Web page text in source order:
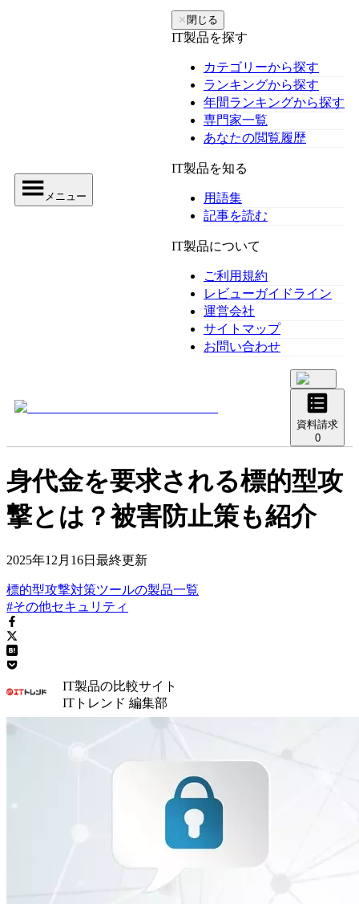
メニュー
✕ 閉じる
IT製品を探す
カテゴリーから探す
ランキングから探す
年間ランキングから探す
専門家一覧
あなたの閲覧履歴
IT製品を知る
用語集
記事を読む
IT製品について
ご利用規約
レビューガイドライン
運営会社
サイトマップ
お問い合わせ
資料請求
0
身代金を要求される標的型攻
撃とは？被害防止策も紹介
2025年12月16日 最終更新
標的型攻撃対策ツールの製品一覧
#その他セキュリティ
IT製品の比較サイト
ITトレンド 編集部